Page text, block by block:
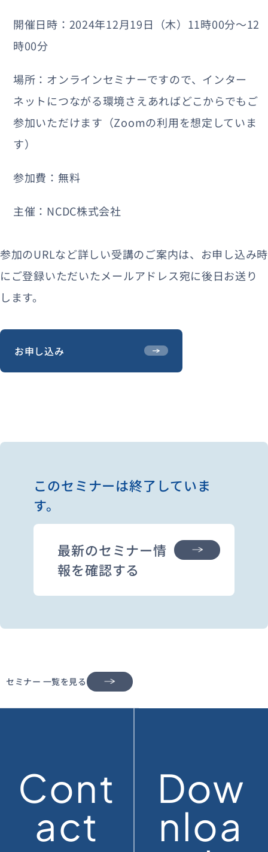
開催日時：2024年12月19日（木）11時00分〜12
時00分
場所：オンラインセミナーですので、インター
ネットにつながる環境さえあればどこからでもご
参加いただけます（Zoomの利用を想定していま
す）
参加費：無料
主催：NCDC株式会社
参加のURLなど詳しい受講のご案内は、お申し込み時
にご登録いただいたメールアドレス宛に後日お送り
します。
お申し込み
このセミナーは終了していま
す。
最新のセミナー情
報を確認する
セミナー 一覧を見る
Cont
act
Dow
nloa